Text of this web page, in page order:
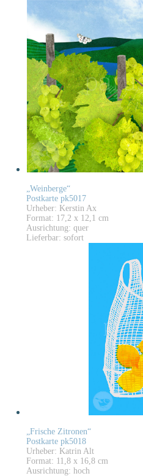
„Weinberge“
Postkarte pk5017
Urheber: Kerstin Ax
Format: 17,2 x 12,1 cm
Ausrichtung: quer
Lieferbar: sofort
„Frische Zitronen“
Postkarte pk5018
Urheber: Katrin Alt
Format: 11,8 x 16,8 cm
Ausrichtung: hoch